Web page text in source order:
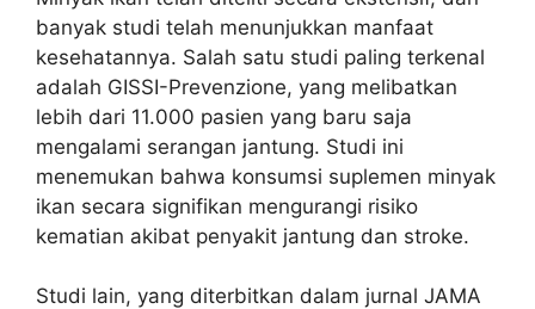
banyak studi telah menunjukkan manfaat
kesehatannya. Salah satu studi paling terkenal
adalah GISSI-Prevenzione, yang melibatkan
lebih dari 11.000 pasien yang baru saja
mengalami serangan jantung. Studi ini
menemukan bahwa konsumsi suplemen minyak
ikan secara signifikan mengurangi risiko
kematian akibat penyakit jantung dan stroke.
Studi lain, yang diterbitkan dalam jurnal JAMA